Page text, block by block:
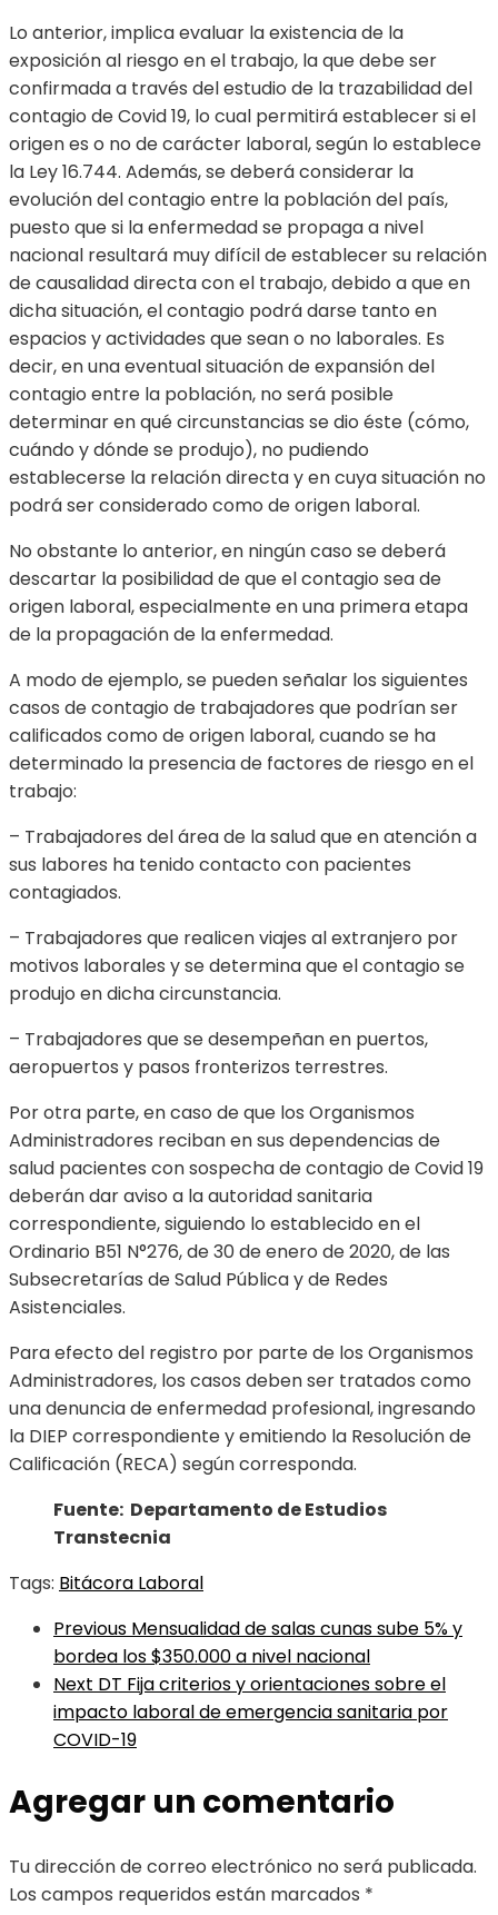
Lo anterior, implica evaluar la existencia de la
exposición al riesgo en el trabajo, la que debe ser
confirmada a través del estudio de la trazabilidad del
contagio de Covid 19, lo cual permitirá establecer si el
origen es o no de carácter laboral, según lo establece
la Ley 16.744. Además, se deberá considerar la
evolución del contagio entre la población del país,
puesto que si la enfermedad se propaga a nivel
nacional resultará muy difícil de establecer su relación
de causalidad directa con el trabajo, debido a que en
dicha situación, el contagio podrá darse tanto en
espacios y actividades que sean o no laborales. Es
decir, en una eventual situación de expansión del
contagio entre la población, no será posible
determinar en qué circunstancias se dio éste (cómo,
cuándo y dónde se produjo), no pudiendo
establecerse la relación directa y en cuya situación no
podrá ser considerado como de origen laboral.
No obstante lo anterior, en ningún caso se deberá
descartar la posibilidad de que el contagio sea de
origen laboral, especialmente en una primera etapa
de la propagación de la enfermedad.
A modo de ejemplo, se pueden señalar los siguientes
casos de contagio de trabajadores que podrían ser
calificados como de origen laboral, cuando se ha
determinado la presencia de factores de riesgo en el
trabajo:
– Trabajadores del área de la salud que en atención a
sus labores ha tenido contacto con pacientes
contagiados.
– Trabajadores que realicen viajes al extranjero por
motivos laborales y se determina que el contagio se
produjo en dicha circunstancia.
– Trabajadores que se desempeñan en puertos,
aeropuertos y pasos fronterizos terrestres.
Por otra parte, en caso de que los Organismos
Administradores reciban en sus dependencias de
salud pacientes con sospecha de contagio de Covid 19
deberán dar aviso a la autoridad sanitaria
correspondiente, siguiendo lo establecido en el
Ordinario B51 N°276, de 30 de enero de 2020, de las
Subsecretarías de Salud Pública y de Redes
Asistenciales.
Para efecto del registro por parte de los Organismos
Administradores, los casos deben ser tratados como
una denuncia de enfermedad profesional, ingresando
la DIEP correspondiente y emitiendo la Resolución de
Calificación (RECA) según corresponda.
Fuente: Departamento de Estudios
Transtecnia
Tags: Bitácora Laboral
Previous Mensualidad de salas cunas sube 5% y
bordea los $350.000 a nivel nacional
Next DT Fija criterios y orientaciones sobre el
impacto laboral de emergencia sanitaria por
COVID-19
Agregar un comentario
Tu dirección de correo electrónico no será publicada.
Los campos requeridos están marcados *